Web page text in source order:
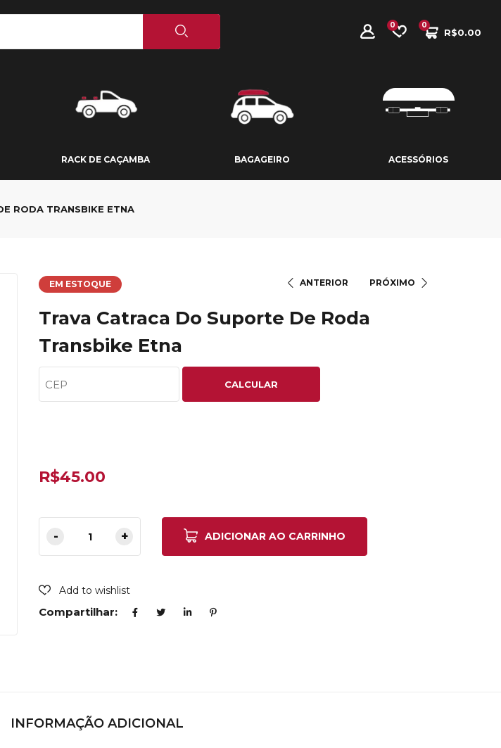
0
R$0.00
0
RACK DE CAÇAMBA BAGAGEIRO ACESSÓRIOS
RODA TRANSBIKE ETNA
EM ESTOQUE ANTERIOR PRÓXIMO
Trava Catraca Do Suporte De Roda
Transbike Etna
CALCULAR
R$45.00
ADICIONAR AO CARRINHO
Add to wishlist
Compartilhar:
INFORMAÇÃO ADICIONAL